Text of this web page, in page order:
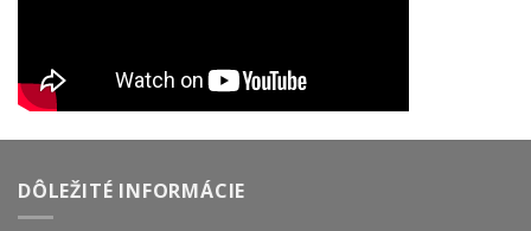
DÔLEŽITÉ INFORMÁCIE